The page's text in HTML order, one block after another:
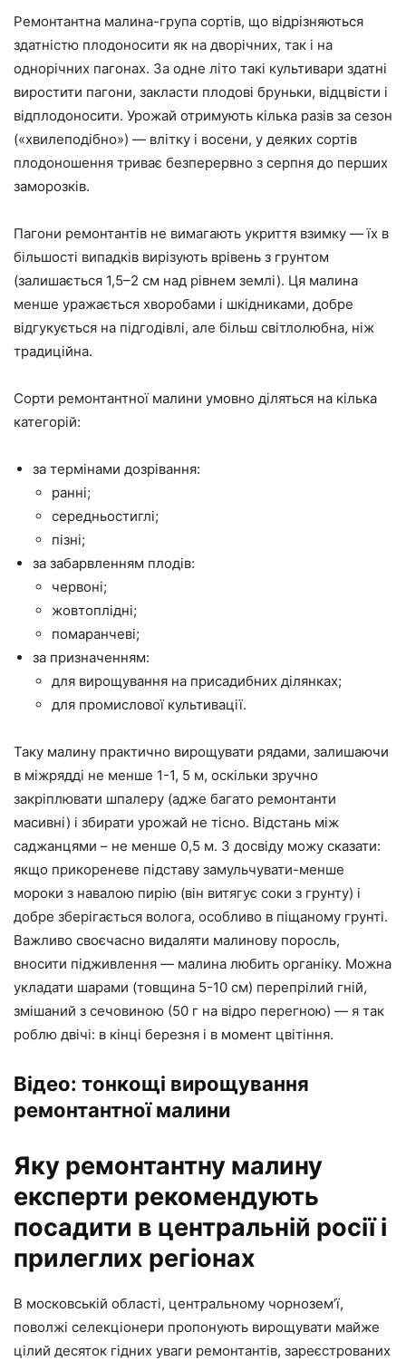
Ремонтантна малина-група сортів, що відрізняються
здатністю плодоносити як на дворічних, так і на
однорічних пагонах. За одне літо такі культивари здатні
виростити пагони, закласти плодові бруньки, відцвісти і
відплодоносити. Урожай отримують кілька разів за сезон
(«хвилеподібно») — влітку і восени, у деяких сортів
плодоношення триває безперервно з серпня до перших
заморозків.
Пагони ремонтантів не вимагають укриття взимку — їх в
більшості випадків вирізують врівень з грунтом
(залишається 1,5–2 см над рівнем землі). Ця малина
менше уражається хворобами і шкідниками, добре
відгукується на підгодівлі, але більш світлолюбна, ніж
традиційна.
Сорти ремонтантної малини умовно діляться на кілька
категорій:
за термінами дозрівання:
ранні;
середньостиглі;
пізні;
за забарвленням плодів:
червоні;
жовтоплідні;
помаранчеві;
за призначенням:
для вирощування на присадибних ділянках;
для промислової культивації.
Таку малину практично вирощувати рядами, залишаючи
в міжрядді не менше 1-1, 5 м, оскільки зручно
закріплювати шпалеру (адже багато ремонтанти
масивні) і збирати урожай не тісно. Відстань між
саджанцями – не менше 0,5 м. З досвіду можу сказати:
якщо прикореневе підставу замульчувати-менше
мороки з навалою пирію (він витягує соки з грунту) і
добре зберігається волога, особливо в піщаному грунті.
Важливо своєчасно видаляти малинову поросль,
вносити підживлення — малина любить органіку. Можна
укладати шарами (товщина 5-10 см) перепрілий гній,
змішаний з сечовиною (50 г на відро перегною) — я так
роблю двічі: в кінці березня і в момент цвітіння.
Відео: тонкощі вирощування
ремонтантної малини
Яку ремонтантну малину
експерти рекомендують
посадити в центральній росії і
прилеглих регіонах
В московській області, центральному чорнозем’ї,
поволжі селекціонери пропонують вирощувати майже
цілий десяток гідних уваги ремонтантів, зареєстрованих